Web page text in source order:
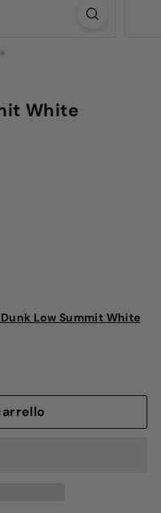
White
Low Summit White